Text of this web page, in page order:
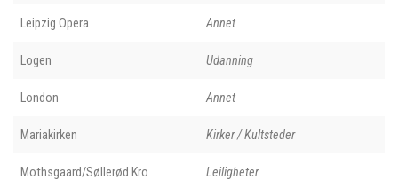
Leipzig Opera Annet
Logen Udanning
London Annet
Mariakirken Kirker / Kultsteder
Mothsgaard/Søllerød Kro Leiligheter